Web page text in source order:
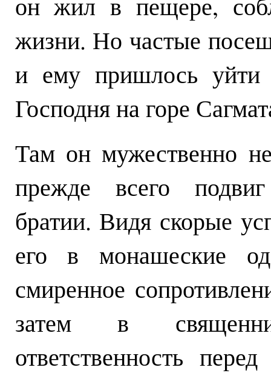
жизни. Но частые
и ему пришлось уйти
Господня на горе
Там он мужественно
прежде всего
братии. Видя скорые
его в монашеские
смиренное
затем в
ответственность